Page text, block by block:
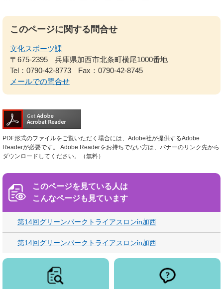
このページに関する問合せ
文化スポーツ課
〒675-2395
兵庫県加西市北条町横尾1000番地
Tel：0790-42-8773
Fax：0790-42-8745
メールでの問合せ
PDF形式のファイルをご覧いただく場合には、Adobe社が提供するAdobe
Readerが必要です。
Adobe Readerをお持ちでない方は、バナーのリンク先から
ダウンロードしてください。（無料）
このページを見ている人は
こんなページも見ています
第14回グリーンパークトライアスロンin加西
第14回グリーンパークトライアスロンin加西